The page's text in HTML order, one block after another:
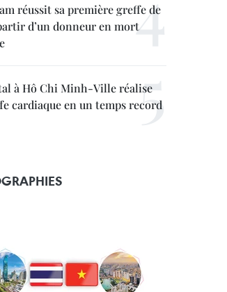
réussit sa première greffe de
d’un donneur en mort
à Hô Chi Minh-Ville réalise
cardiaque en un temps record